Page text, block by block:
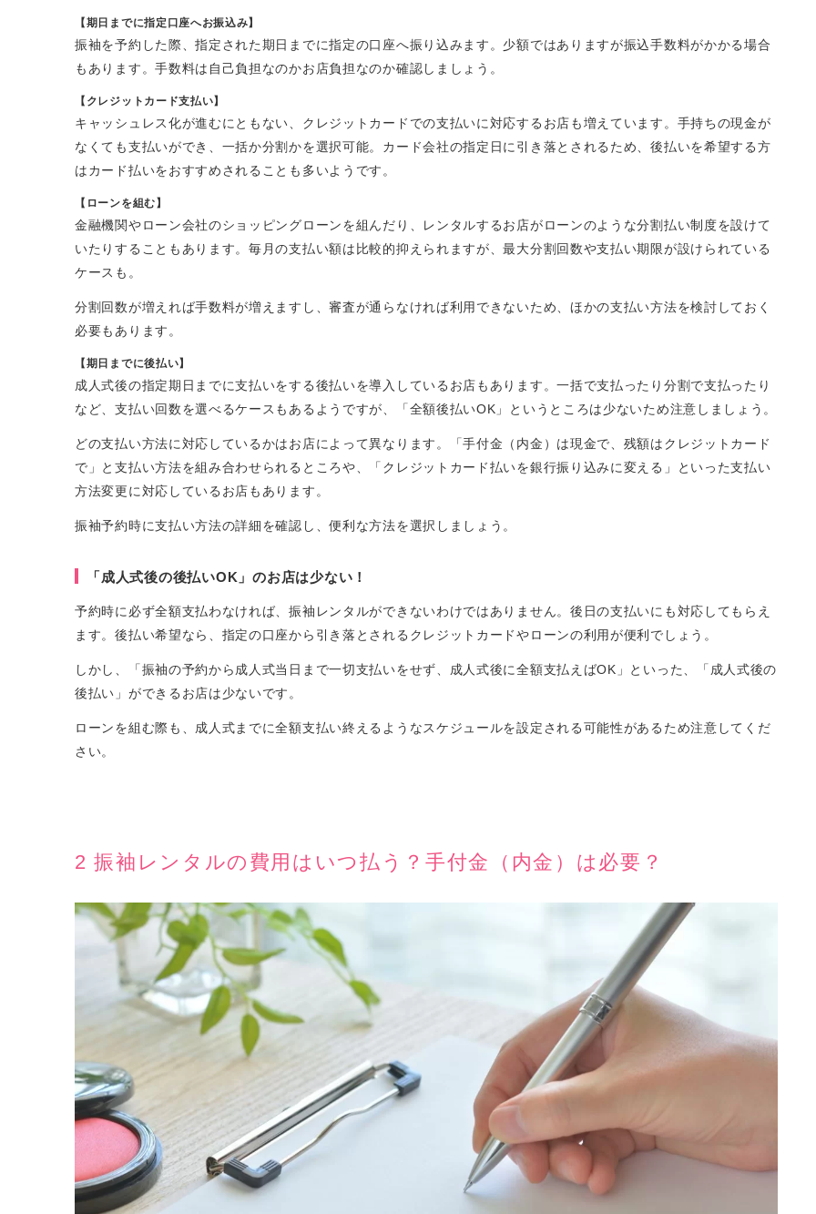
【期日までに指定口座へお振込み】
振袖を予約した際、指定された期日までに指定の口座へ振り込みます。少額ではありますが振込手数料がかかる場合
もあります。手数料は自己負担なのかお店負担なのか確認しましょう。
【クレジットカード支払い】
キャッシュレス化が進むにともない、クレジットカードでの支払いに対応するお店も増えています。手持ちの現金が
なくても支払いができ、一括か分割かを選択可能。カード会社の指定日に引き落とされるため、後払いを希望する方
はカード払いをおすすめされることも多いようです。
【ローンを組む】
金融機関やローン会社のショッピングローンを組んだり、レンタルするお店がローンのような分割払い制度を設けて
いたりすることもあります。毎月の支払い額は比較的抑えられますが、最大分割回数や支払い期限が設けられている
ケースも。
分割回数が増えれば手数料が増えますし、審査が通らなければ利用できないため、ほかの支払い方法を検討しておく
必要もあります。
【期日までに後払い】
成人式後の指定期日までに支払いをする後払いを導入しているお店もあります。一括で支払ったり分割で支払ったり
など、支払い回数を選べるケースもあるようですが、「全額後払いOK」というところは少ないため注意しましょう。
どの支払い方法に対応しているかはお店によって異なります。「手付金（内金）は現金で、残額はクレジットカード
で」と支払い方法を組み合わせられるところや、「クレジットカード払いを銀行振り込みに変える」といった支払い
方法変更に対応しているお店もあります。
振袖予約時に支払い方法の詳細を確認し、便利な方法を選択しましょう。
「成人式後の後払いOK」のお店は少ない！
予約時に必ず全額支払わなければ、振袖レンタルができないわけではありません。後日の支払いにも対応してもらえ
ます。後払い希望なら、指定の口座から引き落とされるクレジットカードやローンの利用が便利でしょう。
しかし、「振袖の予約から成人式当日まで一切支払いをせず、成人式後に全額支払えばOK」といった、「成人式後の
後払い」ができるお店は少ないです。
ローンを組む際も、成人式までに全額支払い終えるようなスケジュールを設定される可能性があるため注意してくだ
さい。
2 振袖レンタルの費用はいつ払う？手付金（内金）は必要？